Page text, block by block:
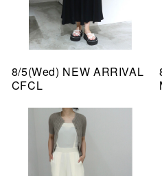
8/5(Wed) NEW ARRIVAL
CFCL